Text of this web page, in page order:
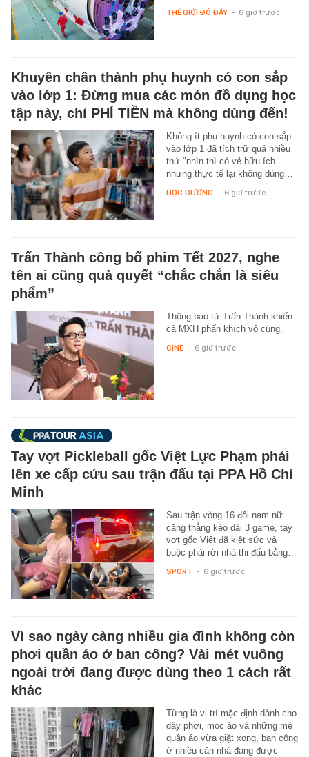
THẾ GIỚI ĐÓ ĐÂY - 6 giờ trước
Khuyên chân thành phụ huynh có con sắp
vào lớp 1: Đừng mua các món đồ dụng học
tập này, chỉ PHÍ TIỀN mà không dùng đến!
Không ít phụ huynh có con sắp
vào lớp 1 đã tích trữ quá nhiều
thứ "nhìn thì có vẻ hữu ích
nhưng thực tế lại không dùng…
HỌC ĐƯỜNG - 6 giờ trước
Trấn Thành công bố phim Tết 2027, nghe
tên ai cũng quả quyết “chắc chắn là siêu
phẩm”
Thông báo từ Trấn Thành khiến
cả MXH phấn khích vô cùng.
CINE - 6 giờ trước
Tay vợt Pickleball gốc Việt Lực Phạm phải
lên xe cấp cứu sau trận đấu tại PPA Hồ Chí
Minh
Sau trận vòng 16 đôi nam nữ
căng thẳng kéo dài 3 game, tay
vợt gốc Việt đã kiệt sức và
buộc phải rời nhà thi đấu bằng…
SPORT - 6 giờ trước
Vì sao ngày càng nhiều gia đình không còn
phơi quần áo ở ban công? Vài mét vuông
ngoài trời đang được dùng theo 1 cách rất
khác
Từng là vị trí mặc định dành cho
dây phơi, móc áo và những mẻ
quần áo vừa giặt xong, ban công
ở nhiều căn nhà đang được